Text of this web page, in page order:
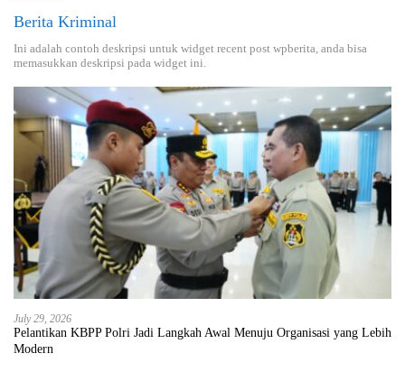
Berita Kriminal
Ini adalah contoh deskripsi untuk widget recent post wpberita, anda bisa
memasukkan deskripsi pada widget ini.
July 29, 2026
Pelantikan KBPP Polri Jadi Langkah Awal Menuju Organisasi yang Lebih
Modern